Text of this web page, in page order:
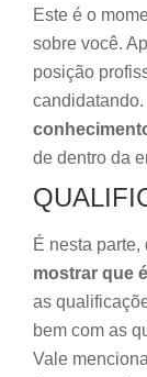
Este é o
sobre você.
posição
candidatando.
de dentro da
É nesta
mostrar que
as
bem com as
Vale